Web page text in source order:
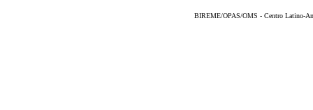
BIREME/OPAS/OMS - Centro Latino-